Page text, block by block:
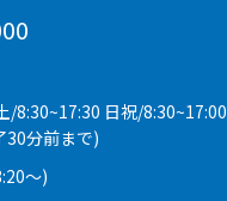
/8:30~17:30 日祝/8:30~17:00
30分前まで)
〜)